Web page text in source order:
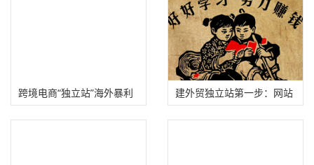
跨境电商“独立站”海外暴利
淘金!
建外贸独立站第一步：网站
关键词、模板选择、访问速